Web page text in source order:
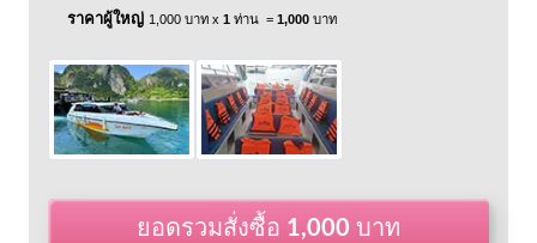
ราคาผู้ใหญ่ 1,000 บาท x 1 ท่าน = 1,000 บาท
ยอดรวมสั่งซื้อ 1,000 บาท